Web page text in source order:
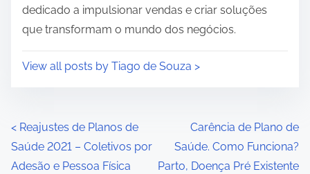
dedicado a impulsionar vendas e criar soluções
que transformam o mundo dos negócios.
View all posts by Tiago de Souza >
P
o
< Reajustes de Planos de
Saúde 2021 – Coletivos por
Adesão e Pessoa Física
Carência de Plano de
Saúde. Como Funciona?
Parto, Doença Pré Existente